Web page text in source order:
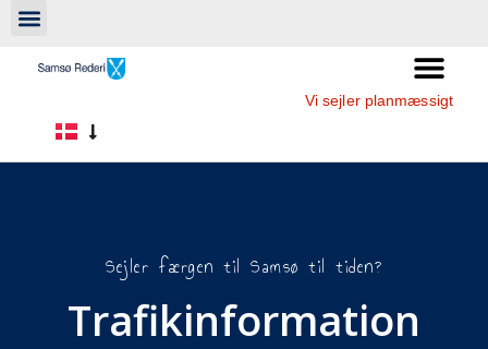
Vi sejler planmæssigt
Sejler færgen til Samsø til tiden?
Trafikinformation